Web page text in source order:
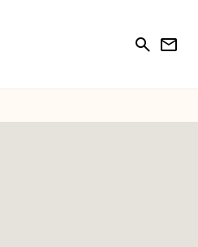
search newsletter